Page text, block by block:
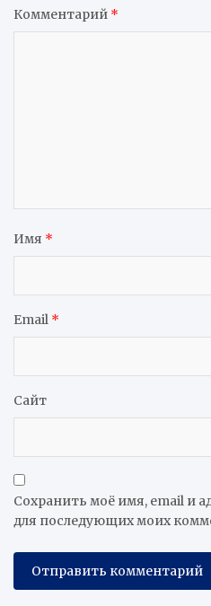
Комментарий *
Имя *
Email *
Сайт
Сохранить моё имя, email и
для последующих моих